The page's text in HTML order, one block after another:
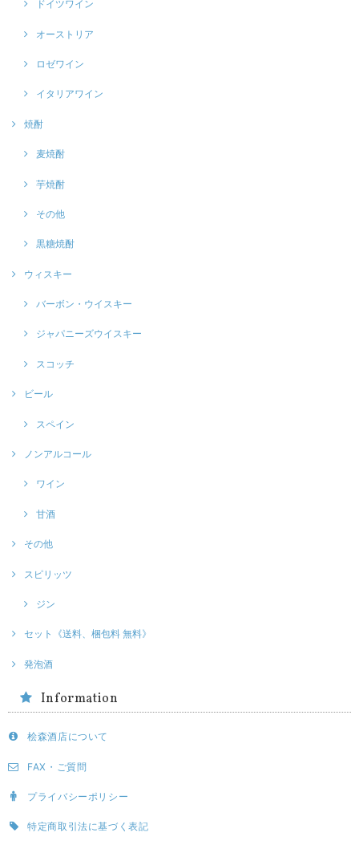
ドイツワイン
オーストリア
ロゼワイン
イタリアワイン
焼酎
麦焼酎
芋焼酎
その他
黒糖焼酎
ウィスキー
バーボン・ウイスキー
ジャパニーズウイスキー
スコッチ
ビール
スペイン
ノンアルコール
ワイン
甘酒
その他
スピリッツ
ジン
セット《送料、梱包料 無料》
発泡酒
Information
桧森酒店について
FAX・ご質問
プライバシーポリシー
特定商取引法に基づく表記